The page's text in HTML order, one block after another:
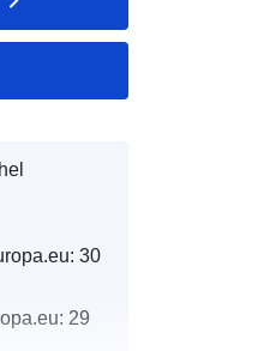
30
29